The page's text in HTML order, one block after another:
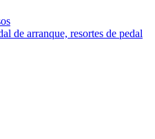
de arranque, resortes de pedal